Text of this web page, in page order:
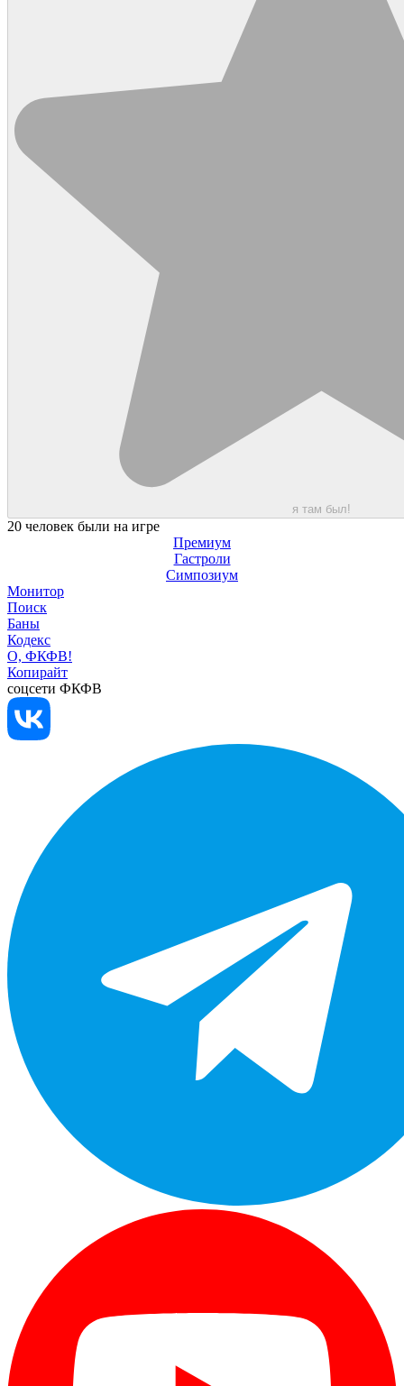
я там был!
20 человек были на игре
Премиум
Гастроли
Симпозиум
Монитор
Поиск
Баны
Кодекс
О, ФКФВ!
Копирайт
соцсети ФКФВ